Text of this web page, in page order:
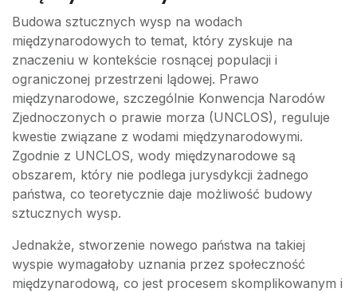
Budowa sztucznych wysp na wodach
międzynarodowych to temat, który zyskuje na
znaczeniu w kontekście rosnącej populacji i
ograniczonej przestrzeni lądowej. Prawo
międzynarodowe, szczególnie Konwencja Narodów
Zjednoczonych o prawie morza (UNCLOS), reguluje
kwestie związane z wodami międzynarodowymi.
Zgodnie z UNCLOS, wody międzynarodowe są
obszarem, który nie podlega jurysdykcji żadnego
państwa, co teoretycznie daje możliwość budowy
sztucznych wysp.
Jednakże, stworzenie nowego państwa na takiej
wyspie wymagałoby uznania przez społeczność
międzynarodową, co jest procesem skomplikowanym i